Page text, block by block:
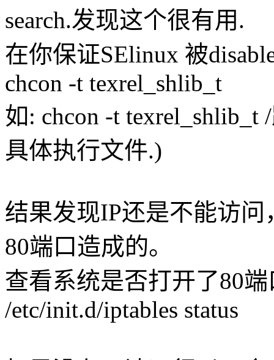
search.发现这个很有用.
在你保证SElinux 被
chcon -t texrel_shlib_t
如: chcon -t
具体执行文件.)
结果发现IP还是不能访
80端口造成的。
查看系统是否打开了80
/etc/init.d/iptables status